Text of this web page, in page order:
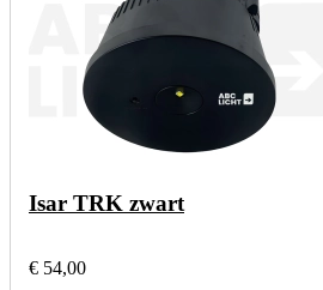
Isar TRK zwart
€ 54,00